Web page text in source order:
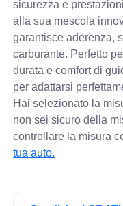
sicurezza e
alla sua mescola
garantisce aderenza,
carburante. Perfetto
durata e comfort di
per adattarsi
Hai selezionato la
non sei sicuro della
controllare la misura
tua auto.